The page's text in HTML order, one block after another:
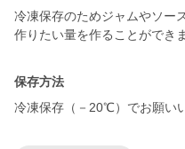
冷凍保存のためジャムやソー
作りたい量を作ることができま
保存方法
冷凍保存（－20℃）でお願い